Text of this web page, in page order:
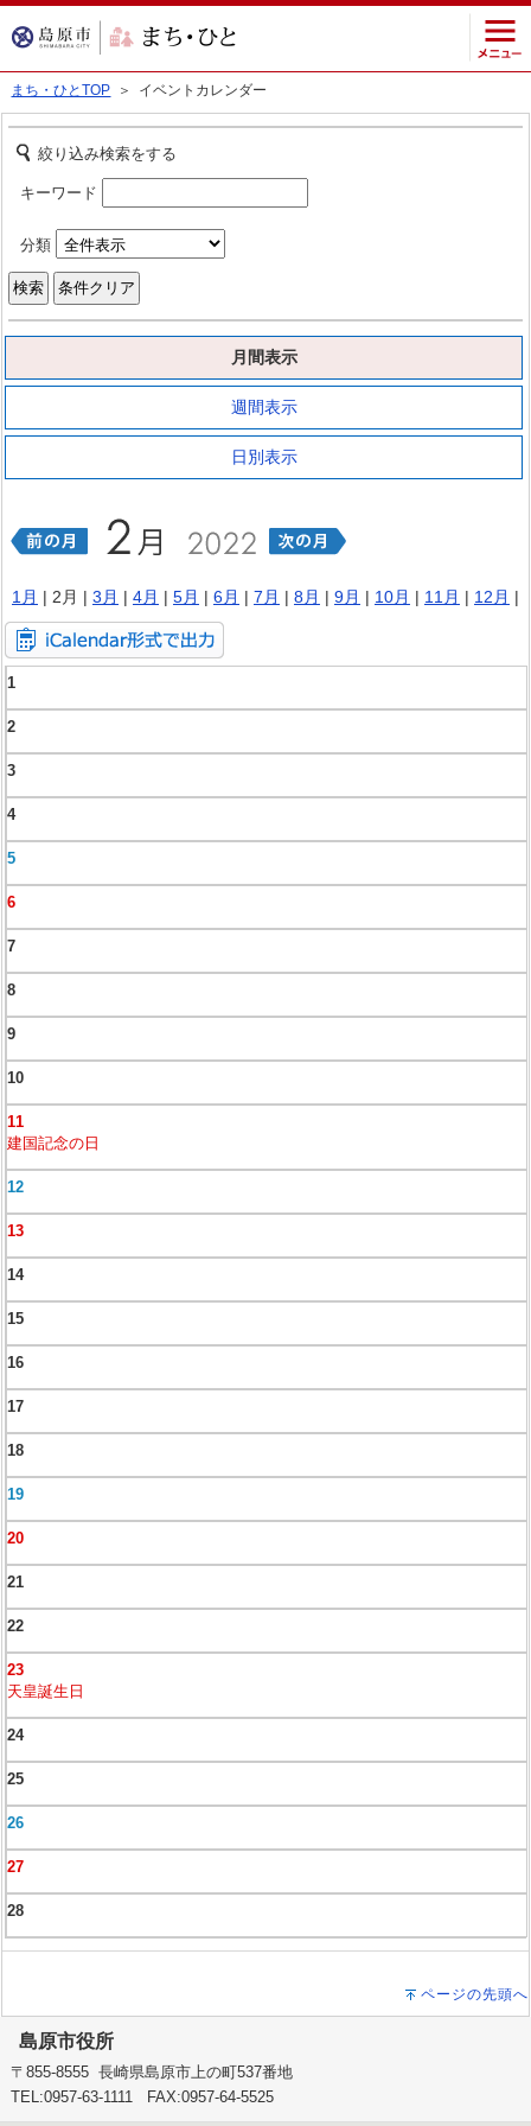
まち・ひとTOP ＞ イベントカレンダー
絞り込み検索をする
キーワード
分類
月間表示
週間表示
日別表示
1月 | 2月 | 3月 | 4月 | 5月 | 6月 | 7月 | 8月 | 9月 | 10月 | 11月 | 12月 |
1
2
3
4
5
6
7
8
9
10
11
建国記念の日
12
13
14
15
16
17
18
19
20
21
22
23
天皇誕生日
24
25
26
27
28
ページの先頭へ
島原市役所
〒855-8555 長崎県島原市上の町537番地
TEL:0957-63-1111 FAX:0957-64-5525